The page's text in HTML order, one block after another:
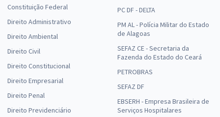
Constituição Federal
Direito Administrativo
Direito Ambiental
Direito Civil
Direito Constitucional
Direito Empresarial
Direito Penal
Direito Previdenciário
PC DF - DELTA
PM AL - Polícia Militar do Estado
de Alagoas
SEFAZ CE - Secretaria da
Fazenda do Estado do Ceará
PETROBRAS
SEFAZ DF
EBSERH - Empresa Brasileira de
Serviços Hospitalares